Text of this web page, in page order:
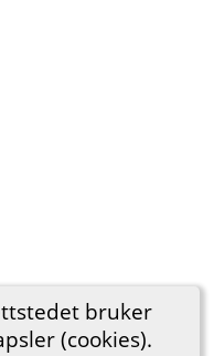
bruker
(cookies).
forskningen vår. Hvis du
oss.